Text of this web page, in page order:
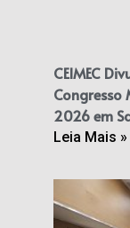
CEIMEC
Congresso
2026 em
Leia Mais »